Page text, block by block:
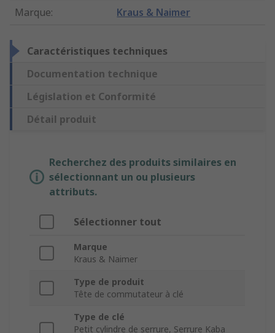
Marque: Kraus & Naimer
Caractéristiques techniques
Documentation technique
Législation et Conformité
Détail produit
Recherchez des produits similaires en
sélectionnant un ou plusieurs
attributs.
Sélectionner tout
Marque
Kraus & Naimer
Type de produit
Tête de commutateur à clé
Type de clé
Petit cylindre de serrure, Serrure Kaba